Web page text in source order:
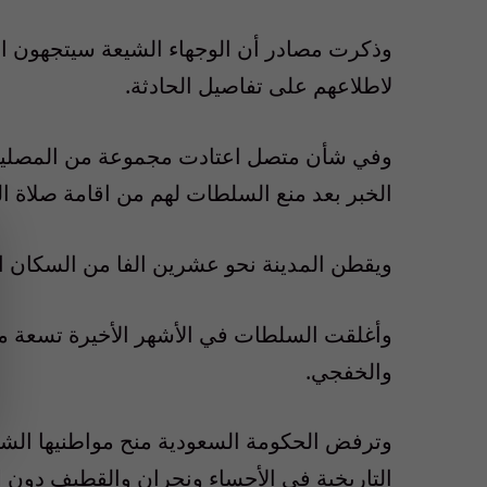
وذكرت مصادر أن الوجهاء الشيعة سيتجهون
لاطلاعهم على تفاصيل الحادثة.
وفي شأن متصل اعتادت مجموعة من
الخبر بعد منع السلطات لهم من اقامة صلاة
ويقطن المدينة نحو عشرين الفا من السكان
وأغلقت السلطات في الأشهر الأخيرة تسعة
والخفجي.
وترفض الحكومة السعودية منح مواطنيها
التاريخية في الأحساء ونجران والقطيف